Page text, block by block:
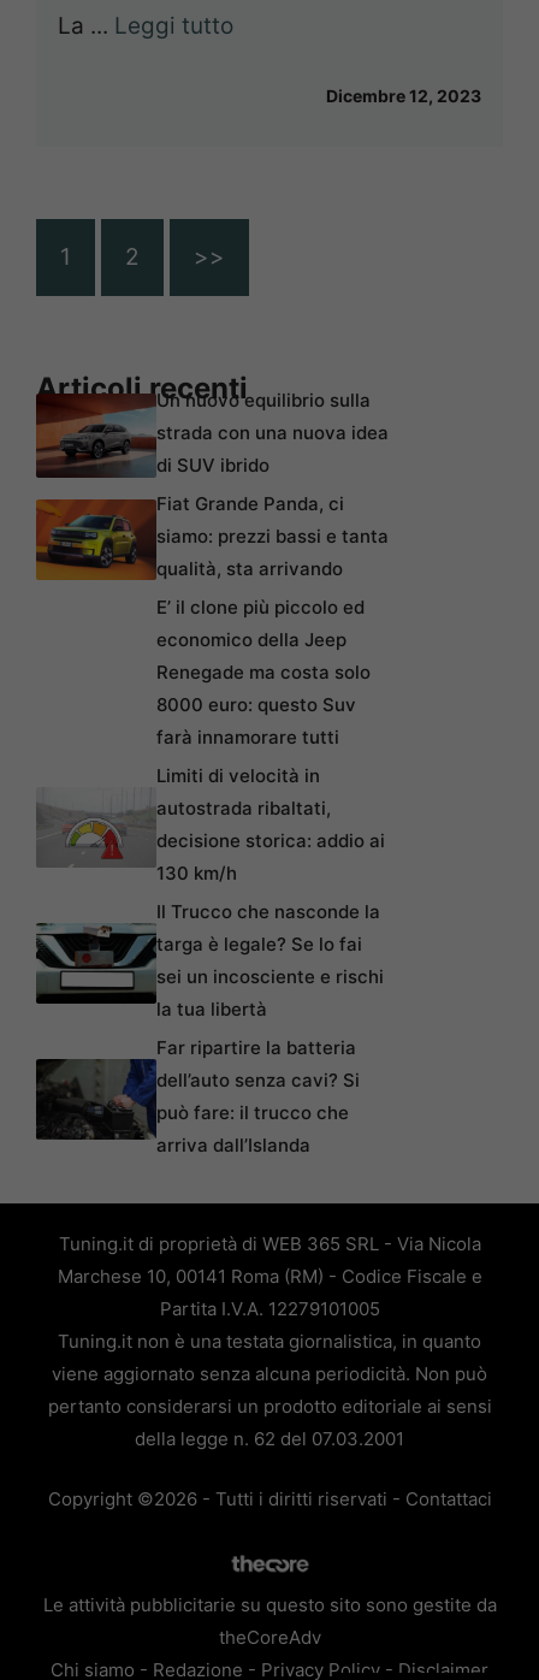
La ... Leggi tutto
Dicembre 12, 2023
1 2 >>
Articoli recentiUn nuovo equilibrio sulla
strada con una nuova idea
di SUV ibrido
Fiat Grande Panda, ci
siamo: prezzi bassi e tanta
qualità, sta arrivando
E’ il clone più piccolo ed
economico della Jeep
Renegade ma costa solo
8000 euro: questo Suv
farà innamorare tutti
Limiti di velocità in
autostrada ribaltati,
decisione storica: addio ai
130 km/h
Il Trucco che nasconde la
targa è legale? Se lo fai
sei un incosciente e rischi
la tua libertà
Far ripartire la batteria
dell’auto senza cavi? Si
può fare: il trucco che
arriva dall’Islanda
Tuning.it di proprietà di WEB 365 SRL - Via Nicola
Marchese 10, 00141 Roma (RM) - Codice Fiscale e
Partita I.V.A. 12279101005
Tuning.it non è una testata giornalistica, in quanto
viene aggiornato senza alcuna periodicità. Non può
pertanto considerarsi un prodotto editoriale ai sensi
della legge n. 62 del 07.03.2001
Copyright ©2026 - Tutti i diritti riservati - Contattaci
Le attività pubblicitarie su questo sito sono gestite da
theCoreAdv
Chi siamo - Redazione - Privacy Policy - Disclaimer